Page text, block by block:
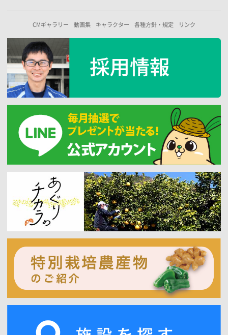
CMギャラリー 動画集 キャラクター 各種方針・規定 リンク